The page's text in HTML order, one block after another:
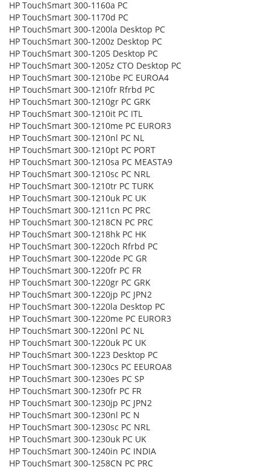
HP TouchSmart 300-1160a PC
HP TouchSmart 300-1170d PC
HP TouchSmart 300-1200la Desktop PC
HP TouchSmart 300-1200z Desktop PC
HP TouchSmart 300-1205 Desktop PC
HP TouchSmart 300-1205z CTO Desktop PC
HP TouchSmart 300-1210be PC EUROA4
HP TouchSmart 300-1210fr Rfrbd PC
HP TouchSmart 300-1210gr PC GRK
HP TouchSmart 300-1210it PC ITL
HP TouchSmart 300-1210me PC EUROR3
HP TouchSmart 300-1210nl PC NL
HP TouchSmart 300-1210pt PC PORT
HP TouchSmart 300-1210sa PC MEASTA9
HP TouchSmart 300-1210sc PC NRL
HP TouchSmart 300-1210tr PC TURK
HP TouchSmart 300-1210uk PC UK
HP TouchSmart 300-1211cn PC PRC
HP TouchSmart 300-1218CN PC PRC
HP TouchSmart 300-1218hk PC HK
HP TouchSmart 300-1220ch Rfrbd PC
HP TouchSmart 300-1220de PC GR
HP TouchSmart 300-1220fr PC FR
HP TouchSmart 300-1220gr PC GRK
HP TouchSmart 300-1220jp PC JPN2
HP TouchSmart 300-1220la Desktop PC
HP TouchSmart 300-1220me PC EUROR3
HP TouchSmart 300-1220nl PC NL
HP TouchSmart 300-1220uk PC UK
HP TouchSmart 300-1223 Desktop PC
HP TouchSmart 300-1230cs PC EEUROA8
HP TouchSmart 300-1230es PC SP
HP TouchSmart 300-1230fr PC FR
HP TouchSmart 300-1230jp PC JPN2
HP TouchSmart 300-1230nl PC N
HP TouchSmart 300-1230sc PC NRL
HP TouchSmart 300-1230uk PC UK
HP TouchSmart 300-1240in PC INDIA
HP TouchSmart 300-1258CN PC PRC